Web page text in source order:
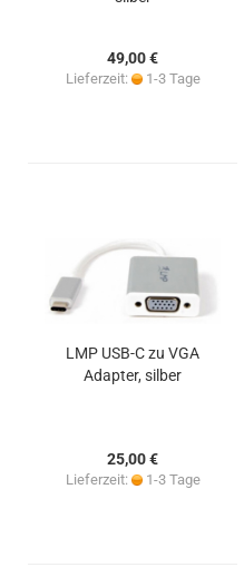
49,00 €
Lieferzeit: 1-3 Tage
LMP USB-C zu VGA
Adapter, silber
25,00 €
Lieferzeit: 1-3 Tage